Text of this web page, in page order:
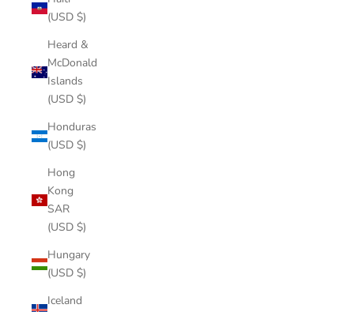
(USD $)
Heard &
McDonald
Islands
(USD $)
Honduras
(USD $)
Hong
Kong
SAR
(USD $)
Hungary
(USD $)
Iceland